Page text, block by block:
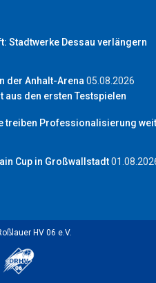
Stadtwerke Dessau verlängern
der Anhalt-Arena 05.08.2026
aus den ersten Testspielen
treiben Professionalisierung
Cup in Großwallstadt
HV 06 e.V.